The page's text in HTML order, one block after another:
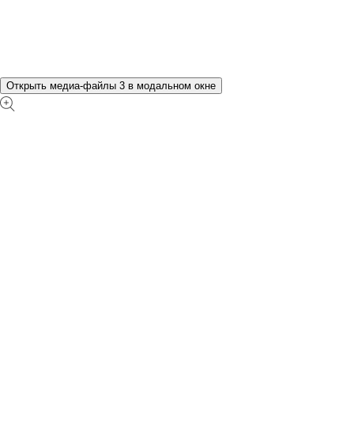
Открыть медиа-файлы 3 в модальном окне